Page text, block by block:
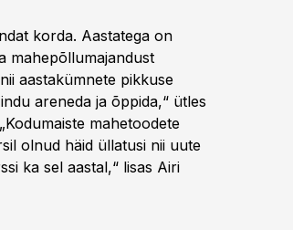
korda. Aastatega on
mahepõllumajandust
aastakümnete pikkuse
areneda ja õppida,“ ütles
mahetoodete
olnud häid üllatusi nii uute
ka sel aastal,“ lisas Airi